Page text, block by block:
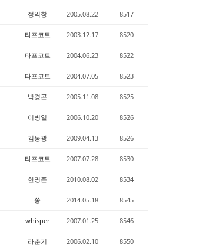
정익창 2005.08.22 8517
타프코트 2003.12.17 8520
타프코트 2004.06.23 8522
타프코트 2004.07.05 8523
박경곤 2005.11.08 8525
이병일 2006.10.20 8526
김동광 2009.04.13 8526
타프코트 2007.07.28 8530
한명준 2010.08.02 8534
쏭 2014.05.18 8545
whisper 2007.01.25 8546
라춘기 2006.02.10 8550